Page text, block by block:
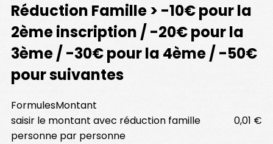
Réduction Famille > -10€ pour la
2ème inscription / -20€ pour la
3ème / -30€ pour la 4ème / -50€
pour suivantes
FormulesMontant
saisir le montant avec réduction famille
personne par personne
0,01 €